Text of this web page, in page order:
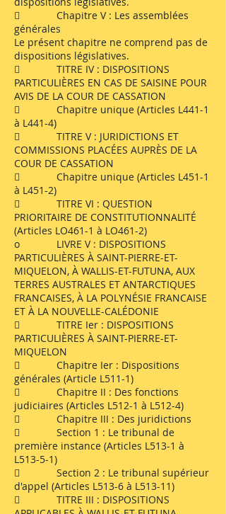
 Chapitre V : Les assemblées
générales
Le présent chapitre ne comprend pas de
dispositions législatives.
 TITRE IV : DISPOSITIONS
PARTICULIÈRES EN CAS DE SAISINE POUR
AVIS DE LA COUR DE CASSATION
 Chapitre unique (Articles L441-1
à L441-4)
 TITRE V : JURIDICTIONS ET
COMMISSIONS PLACÉES AUPRÈS DE LA
COUR DE CASSATION
 Chapitre unique (Articles L451-1
à L451-2)
 TITRE VI : QUESTION
PRIORITAIRE DE CONSTITUTIONNALITÉ
(Articles LO461-1 à LO461-2)
o LIVRE V : DISPOSITIONS
PARTICULIÈRES À SAINT-PIERRE-ET-
MIQUELON, À WALLIS-ET-FUTUNA, AUX
TERRES AUSTRALES ET ANTARCTIQUES
FRANCAISES, À LA POLYNÉSIE FRANCAISE
ET À LA NOUVELLE-CALÉDONIE
 TITRE Ier : DISPOSITIONS
PARTICULIÈRES À SAINT-PIERRE-ET-
MIQUELON
 Chapitre Ier : Dispositions
générales (Article L511-1)
 Chapitre II : Des fonctions
judiciaires (Articles L512-1 à L512-4)
 Chapitre III : Des juridictions
 Section 1 : Le tribunal de
première instance (Articles L513-1 à
L513-5-1)
 Section 2 : Le tribunal supérieur
d'appel (Articles L513-6 à L513-11)
 TITRE III : DISPOSITIONS